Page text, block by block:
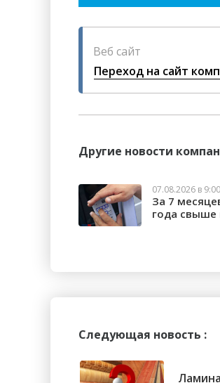
Веб сайт
Переход на сайт
Другие новости
07.08.2026 в 9:00
За 7
года свыше
Следующая новость :